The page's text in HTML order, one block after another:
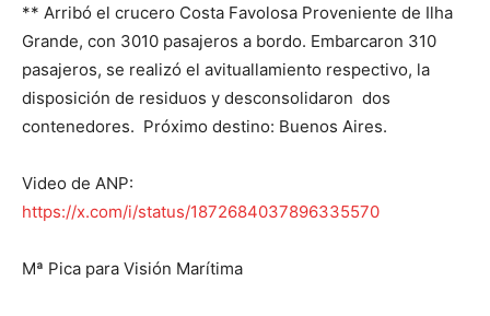
** Arribó el crucero Costa Favolosa Proveniente de Ilha
Grande, con 3010 pasajeros a bordo. Embarcaron 310
pasajeros, se realizó el avituallamiento respectivo, la
disposición de residuos y desconsolidaron dos
contenedores. Próximo destino: Buenos Aires.
Video de ANP:
https://x.com/i/status/1872684037896335570
Mª Pica para Visión Marítima